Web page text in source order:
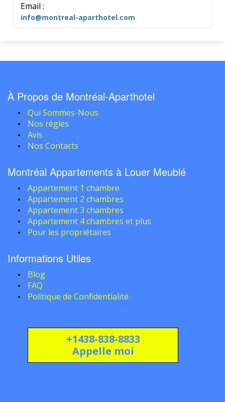
Email :
info@montreal-aparthotel.com
À Propos de Montréal-Aparthotel
Qui Sommes-Nous
Nos règles
Avis
Nos Contacts
Montréal Appartements à Louer Meublé
Appartement 1 chambre
Appartement 2 chambres
Appartement 3 chambres
Appartement 4 chambres et plus
Pour les propriétaires
Informations Utiles
Blog
FAQ
Politique de Confidentialité
+1438-838-8833
Appelle moi